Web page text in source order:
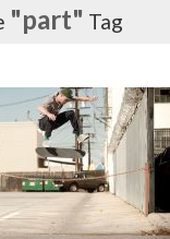
"part" Tag